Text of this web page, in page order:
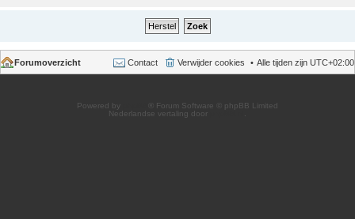
Forumoverzicht Alle tijden zijn UTC+02:00
Verwijder cookies
Contact
Powered by
® Forum Software © phpBB Limited
Nederlandse vertaling door